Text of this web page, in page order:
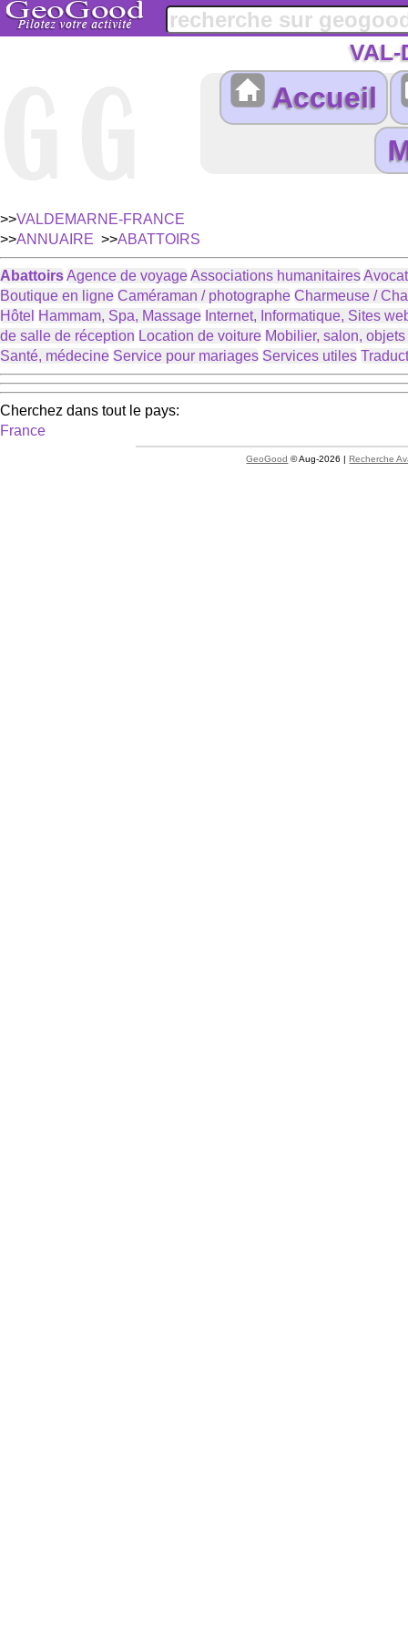
VAL-
Accueil
>>VALDEMARNE-FRANCE
>>ANNUAIRE >>ABATTOIRS
AbattoirsAgence de voyageAssociations humanitaires
Boutique en ligne Caméraman / photographe Charmeuse /
Hôtel Hammam, Spa, Massage Internet, Informatique, Sites
de salle de réception Location de voiture Mobilier, salon,
Santé, médecine Service pour mariages Services utiles
Cherchez dans tout le pays:
France
GeoGood © Aug-2026 |Recherche